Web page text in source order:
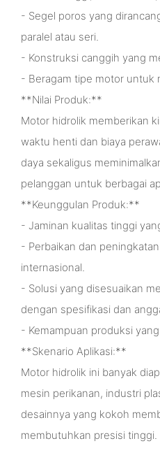
- Segel poros yang
paralel atau seri.
- Konstruksi canggih yang
- Beragam tipe motor untuk
**Nilai Produk:**
Motor hidrolik memberikan
waktu henti dan biaya
daya sekaligus
pelanggan untuk berbagai
**Keunggulan Produk:**
- Jaminan kualitas tinggi
- Perbaikan dan
internasional.
- Solusi yang disesuaikan
dengan spesifikasi dan
- Kemampuan produksi
**Skenario Aplikasi:**
Motor hidrolik ini banyak
mesin perikanan, industri
desainnya yang kokoh
membutuhkan presisi tinggi.